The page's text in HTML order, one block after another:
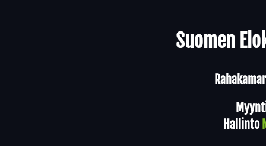
Suomen
Hallinto